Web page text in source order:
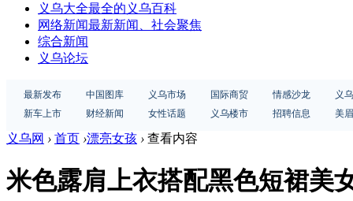
义乌大全最全的义乌百科
网络新闻最新新闻、社会聚焦
综合新闻
义乌论坛
最新发布 中国图库 义乌市场 国际商贸 情感沙龙
义
新车上市
财经新闻 女性话题 义乌楼市 招聘信息 美
义乌网 › 首页 ›漂亮女孩 › 查看内容
米色露肩上衣搭配黑色短裙美